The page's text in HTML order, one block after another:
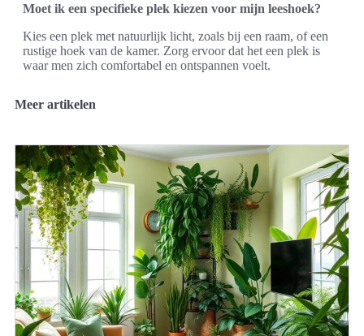
Moet ik een specifieke plek kiezen voor mijn leeshoek?
Kies een plek met natuurlijk licht, zoals bij een raam, of een
rustige hoek van de kamer. Zorg ervoor dat het een plek is
waar men zich comfortabel en ontspannen voelt.
Meer artikelen